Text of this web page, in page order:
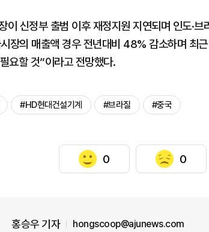
이 신정부 출범 이후 재정지원 지연되며 인도·
장의 매출액 경우 전년대비 48% 감소하며 최
요할 것”이라고 전망했다.
#HD현대건설기계 #브라질 #중국
0 0
홍승우 기자 hongscoop@ajunews.com